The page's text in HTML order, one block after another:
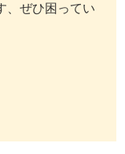
、ぜひ困ってい